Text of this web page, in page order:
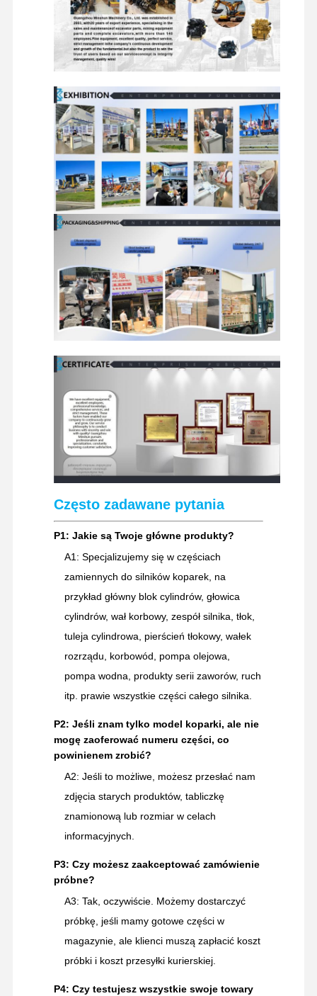
zbiornik oleju
hydraulicznego, filtr
oleju hydraulicznego,
orurowanie
Elementy
elektroniczne
ciśnienie, temperatura,
czujniki położenia,
akumulator, rozrusznik,
generator, wiązka
przewodów, przekaźnik,
bezpiecznik, przełącznik
Elementy
podwozia
Rama gąsienic,
urządzenie napinające,
napędowe, koło
gąsienicy, rolka
podtrzymująca
gąsienicę, reduktor
skoku, zestaw
przekładni, łożysko,
Filtry
hydrauliczny, filtr
powietrza, filtr paliwa
Części
zużywalne
Zęby łyżki, zęby
boczne, ostrza tnące,
sworznie, tuleje, O-ringi,
uszczelnienia olejowe,
uszczelnienia
hydrauliczne
Elementy
gumowe
Gąsienice gumowe,
uszczelki gumowe,
amortyzatory gumowe,
orurowanie gumowe
Elementy
przekładni
Przekładnie jezdne,
przekładnie redukcyjne,
zestawy zębate
Elementy
kabiny
uchwyty sterujące,
tablica przyrządów,
wyświetlacz, system
alarmowy, system
klimatyzacji, siedzenie,
pasy bezpieczeństwa,
pedały
Urządzenia
zęby łyżki, zęby boczne,
korbowodów, sworznie,
tuleje
Często zadawane pytania
P1: Jakie są Twoje główne produkty?
A1: Specjalizujemy się w częściach
zamiennych do silników koparek, na
przykład główny blok cylindrów, głowica
cylindrów, wał korbowy, zespół silnika, tłok,
tuleja cylindrowa, pierścień tłokowy, wałek
rozrządu, korbowód, pompa olejowa,
pompa wodna, produkty serii zaworów, ruch
itp. prawie wszystkie części całego silnika.
P2: Jeśli znam tylko model koparki, ale nie
mogę zaoferować numeru części, co
powinienem zrobić?
A2: Jeśli to możliwe, możesz przesłać nam
zdjęcia starych produktów, tabliczkę
znamionową lub rozmiar w celach
informacyjnych.
P3: Czy możesz zaakceptować zamówienie
próbne?
A3: Tak, oczywiście. Możemy dostarczyć
próbkę, jeśli mamy gotowe części w
magazynie, ale klienci muszą zapłacić koszt
próbki i koszt przesyłki kurierskiej.
P4: Czy testujesz wszystkie swoje towary